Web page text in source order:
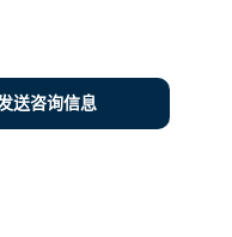
送咨询信息